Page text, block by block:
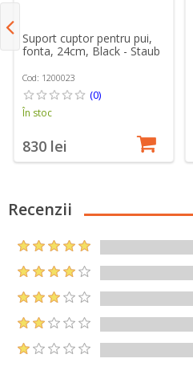
Suport cuptor pentru pui,
fonta, 24cm, Black - Staub
Cod: 1200023
(0)
În stoc
830 lei
Recenzii